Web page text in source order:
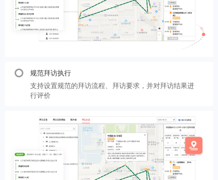
规范拜访执行
支持设置规范的拜访流程、拜访要求，并对拜访结果进
行评价